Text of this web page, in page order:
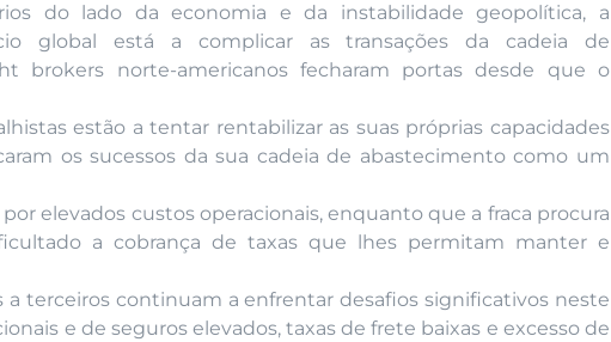
do lado da economia e da instabilidade geopolítica, a
global está a complicar as transações da cadeia de
brokers norte-americanos fecharam portas desde que o
estão a tentar rentabilizar as suas próprias capacidades
os sucessos da sua cadeia de abastecimento como um
elevados custos operacionais, enquanto que a fraca procura
a cobrança de taxas que lhes permitam manter e
a terceiros continuam a enfrentar desafios significativos neste
e de seguros elevados, taxas de frete baixas e excesso de